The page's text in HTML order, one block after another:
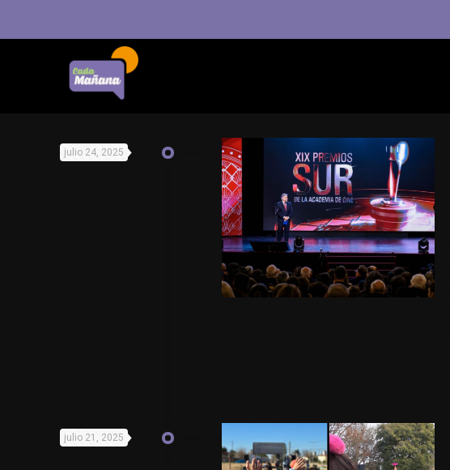
julio 24, 2025
julio 21, 2025